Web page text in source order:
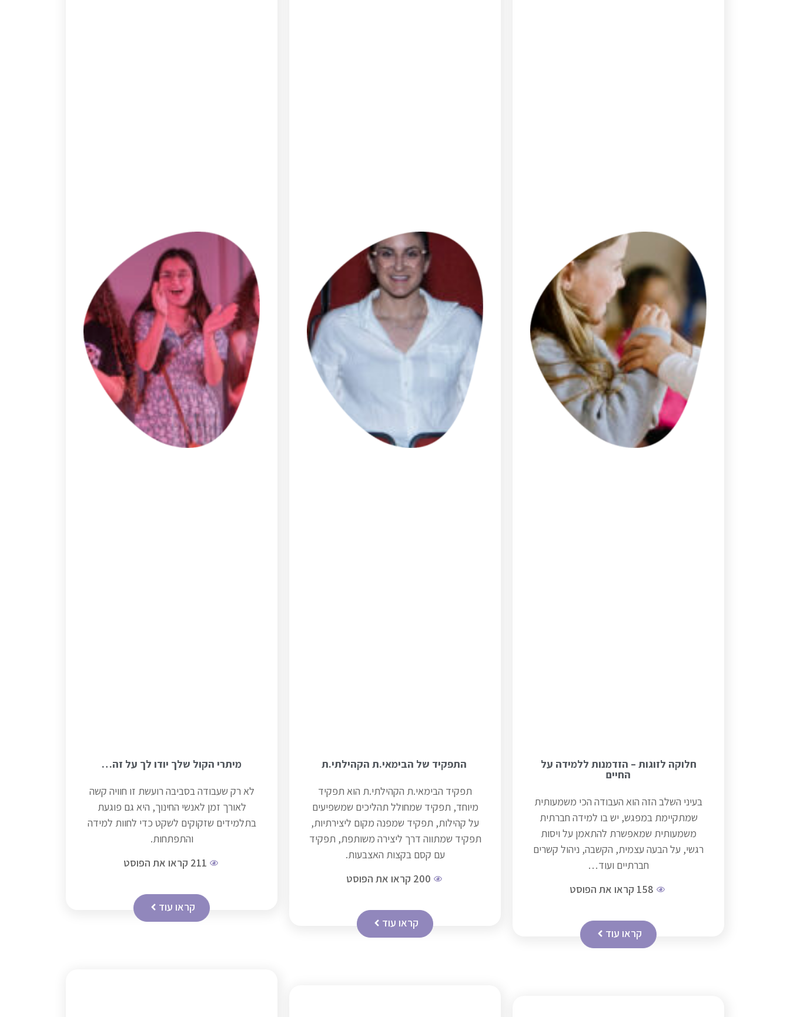
חלוקה לזוגות – הזדמנות ללמידה על
החיים
בעיני השלב הזה הוא העבודה הכי משמעותית
שמתקיימת במפגש, יש בו למידה חברתית
משמעותית שמאפשרת להתאמן על ויסות
רגשי, על הבעה עצמית, הקשבה, ניהול קשרים
חברתיים ועוד…
158 קראו את הפוסט
קראו עוד
התפקיד של הבימאי.ת הקהילתי.ת
תפקיד הבימאי.ת הקהילתי.ת הוא תפקיד
מיוחד, תפקיד שמחולל תהליכים שמשפיעים
על קהילות, תפקיד שמפנה מקום ליצירתיות,
תפקיד שמתווה דרך ליצירה משותפת, תפקיד
עם קסם בקצות האצבעות.
200 קראו את הפוסט
קראו עוד
מיתרי הקול שלך יודו לך על זה…
לא רק שעבודה בסביבה רועשת זו חוויה קשה
לאורך זמן לאנשי החינוך, היא גם פוגעת
בתלמידים שזקוקים לשקט כדי לחוות למידה
והתפתחות.
211 קראו את הפוסט
קראו עוד